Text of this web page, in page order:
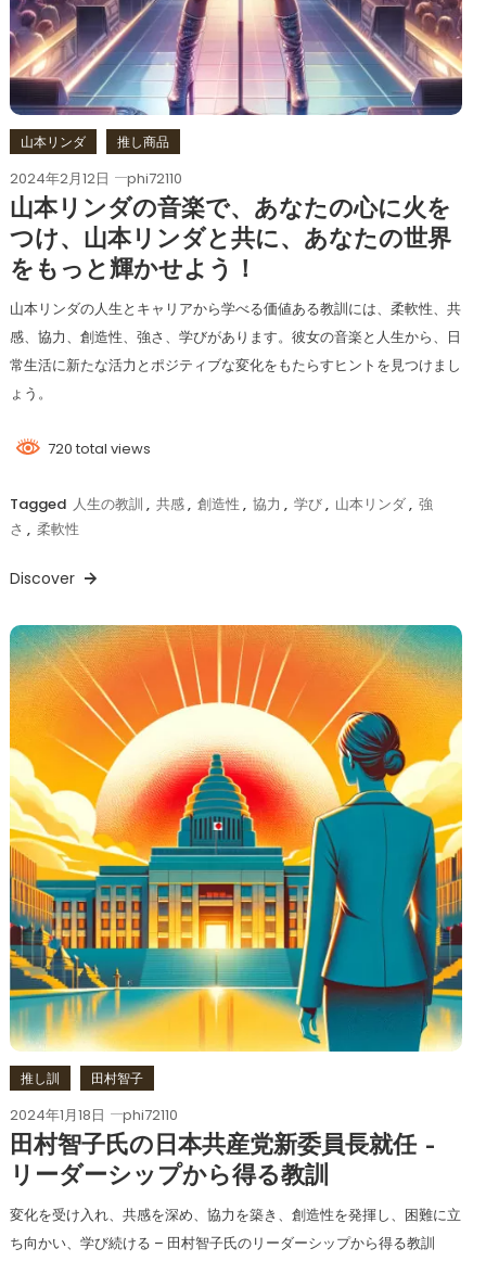
山本リンダ 推し商品
2024年2月12日 phi72110
山本リンダの音楽で、あなたの心に火を
つけ、山本リンダと共に、あなたの世界
をもっと輝かせよう！
山本リンダの人生とキャリアから学べる価値ある教訓には、柔軟性、共
感、協力、創造性、強さ、学びがあります。彼女の音楽と人生から、日
常生活に新たな活力とポジティブな変化をもたらすヒントを見つけまし
ょう。
720 total views
Tagged 人生の教訓 , 共感, 創造性 , 協力 , 学び, 山本リンダ, 強
さ , 柔軟性
Discover
推し訓 田村智子
2024年1月18日 phi72110
田村智子氏の日本共産党新委員長就任 –
リーダーシップから得る教訓
変化を受け入れ、共感を深め、協力を築き、創造性を発揮し、困難に立
ち向かい、学び続ける – 田村智子氏のリーダーシップから得る教訓